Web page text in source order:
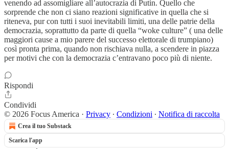
venendo ad assomigliare all’autocrazia di Putin. Quello che
sorprende che non ci siano reazioni significative in quella che si
riteneva, pur con tutti i suoi inevitabili limiti, una delle patrie della
democrazia, soprattutto da parte di quella “woke culture” ( una delle
maggiori cause a mio parere del successo elettorale di trumpiano)
così pronta prima, quando non rischiava nulla, a scendere in piazza
per motivi che con la democrazia c’entravano poco più di niente.
Rispondi
Condividi
© 2026 Focus America · Privacy ∙ Condizioni ∙ Notifica di raccolta
Crea il tuo Substack
Scarica l'app